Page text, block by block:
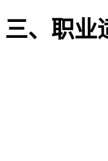
三、职业